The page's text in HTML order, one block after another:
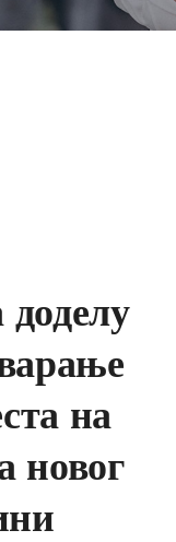
на
новог